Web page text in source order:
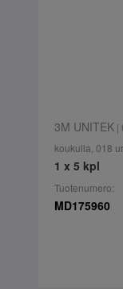
3M UNITEK|
koukulla, 018
1 x 5 kpl
Tuotenumero:
MD175960